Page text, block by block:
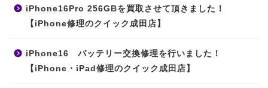
iPhone16Pro 256GBを買取させて頂きました！
【iPhone修理のクイック成田店】
iPhone16 バッテリー交換修理を行いました！
【iPhone・iPad修理のクイック成田店】